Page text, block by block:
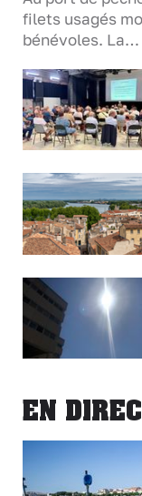
filets usagés
bénévoles. La…
EN